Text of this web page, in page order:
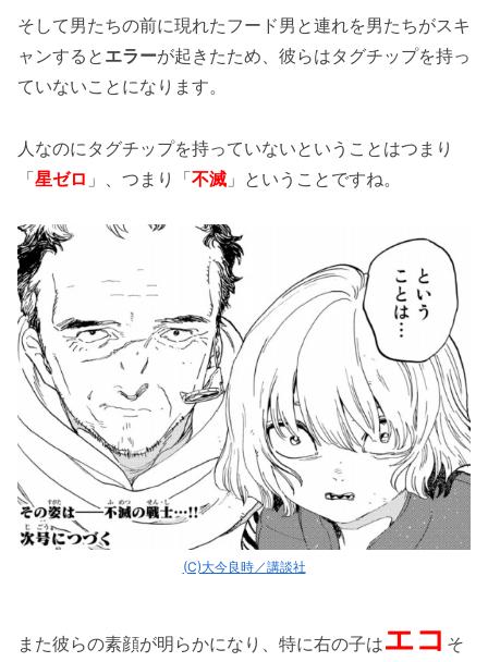
そして男たちの前に現れたフード男と連れを男たちがスキ
ャンすると エラーが起きたため、彼らはタグチップを持っ
ていないことになります。
人なのにタグチップを持っていないということはつまり
「星ゼロ 」、つまり「不滅 」ということですね。
(C)大今良時／講談社
また彼らの素顔が明らかになり、特に右の子はエコ そ